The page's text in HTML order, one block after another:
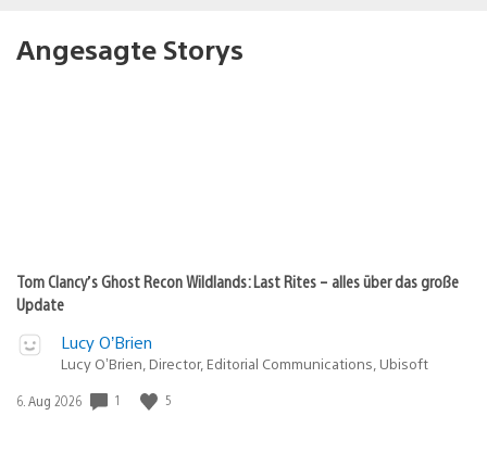
Angesagte Storys
Tom Clancy’s Ghost Recon Wildlands: Last Rites – alles über das große
Update
Lucy O’Brien
Lucy O’Brien, Director, Editorial Communications, Ubisoft
Veröffentlichungsdatum:
6. Aug 2026 1 5